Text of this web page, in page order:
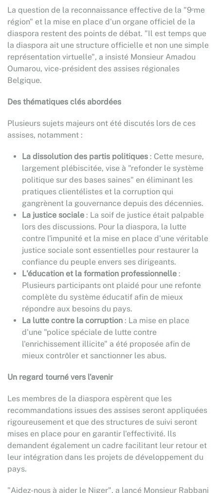
La question de la reconnaissance effective de la "9ᵉme
région" et la mise en place d'un organe officiel de la
diaspora restent des points de débat. "Il est temps que
la diaspora ait une structure officielle et non une simple
représentation virtuelle", a insisté Monsieur Amadou
Oumarou, vice-président des assises régionales
Belgique.
Des thématiques clés abordées
Plusieurs sujets majeurs ont été discutés lors de ces
assises, notamment :
La dissolution des partis politiques : Cette mesure,
largement plébiscitée, vise à "refonder le système
politique sur des bases saines" en éliminant les
pratiques clientélistes et la corruption qui
gangrènent la gouvernance depuis des décennies.
La justice sociale : La soif de justice était palpable
lors des discussions. Pour la diaspora, la lutte
contre l'impunité et la mise en place d'une véritable
justice sociale sont essentielles pour restaurer la
confiance du peuple envers ses dirigeants.
L'éducation et la formation professionnelle :
Plusieurs participants ont plaidé pour une refonte
complète du système éducatif afin de mieux
répondre aux besoins du pays.
La lutte contre la corruption : La mise en place
d'une "police spéciale de lutte contre
l'enrichissement illicite" a été proposée afin de
mieux contrôler et sanctionner les abus.
Un regard tourné vers l'avenir
Les membres de la diaspora espèrent que les
recommandations issues des assises seront appliquées
rigoureusement et que des structures de suivi seront
mises en place pour en garantir l'effectivité. Ils
demandent également un cadre facilitant leur retour et
leur intégration dans les projets de développement du
pays.
"Aidez-nous à aider le Niger", a lancé Monsieur Rabbani